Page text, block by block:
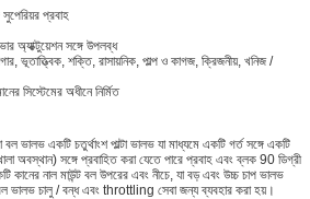
প্রবাহ
অ্যাক্টুয়েশন সঙ্গে উপলব্ধ
ভূতাত্ত্বিক, শক্তি, রাসায়নিক, পাল্প ও কাগজ, ক্রিজনীয়, খনিজ /
সিস্টেমের অধীনে নির্মিত
বল ভালভ একটি চতুর্থাংশ পাল্টা ভালভ যা মাধ্যমে একটি গর্ত সঙ্গে একটি
অবস্থান) সঙ্গে প্রবাহিত করা যেতে পারে প্রবাহ এবং ব্লক 90 ডিগ্রী
কানের নাল মাউন্ট বল উপরের এবং নীচে, যা বড় এবং উচ্চ চাপ ভালভ
ভালভ চালু / বন্ধ এবং throttling সেবা জন্য ব্যবহার করা হয়।